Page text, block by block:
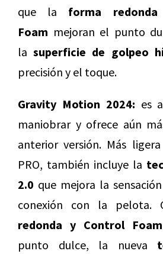
que la forma
Foam mejoran el punto
lasuperficie de golpeo
precisión y el toque.
Gravity Motion 2024: es
maniobrar y ofrece aún
anterior versión. Más
PRO, también incluye la
2.0 que mejora la
conexión con la pelota.
redonda y Control Foam
punto dulce, la nueva